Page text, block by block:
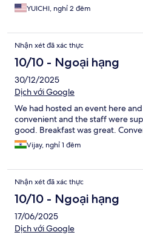
YUICHI, nghỉ 2 đêm
Nhận xét đã xác thực
10/10 - Ngoại hạng
30/12/2025
Dịch với Google
We had hosted an event here
convenient and the staff were
good. Breakfast was great.
Vijay, nghỉ 1 đêm
Nhận xét đã xác thực
10/10 - Ngoại hạng
17/06/2025
Dịch với Google